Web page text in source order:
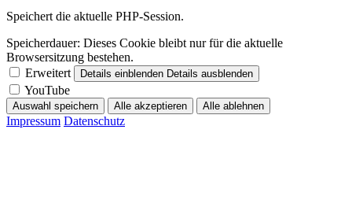
Speichert die aktuelle PHP-Session.
Speicherdauer: Dieses Cookie bleibt nur für die aktuelle
Browsersitzung bestehen.
Erweitert
Details einblenden Details ausblenden
YouTube
Auswahl speichern Alle akzeptieren Alle ablehnen
Impressum Datenschutz